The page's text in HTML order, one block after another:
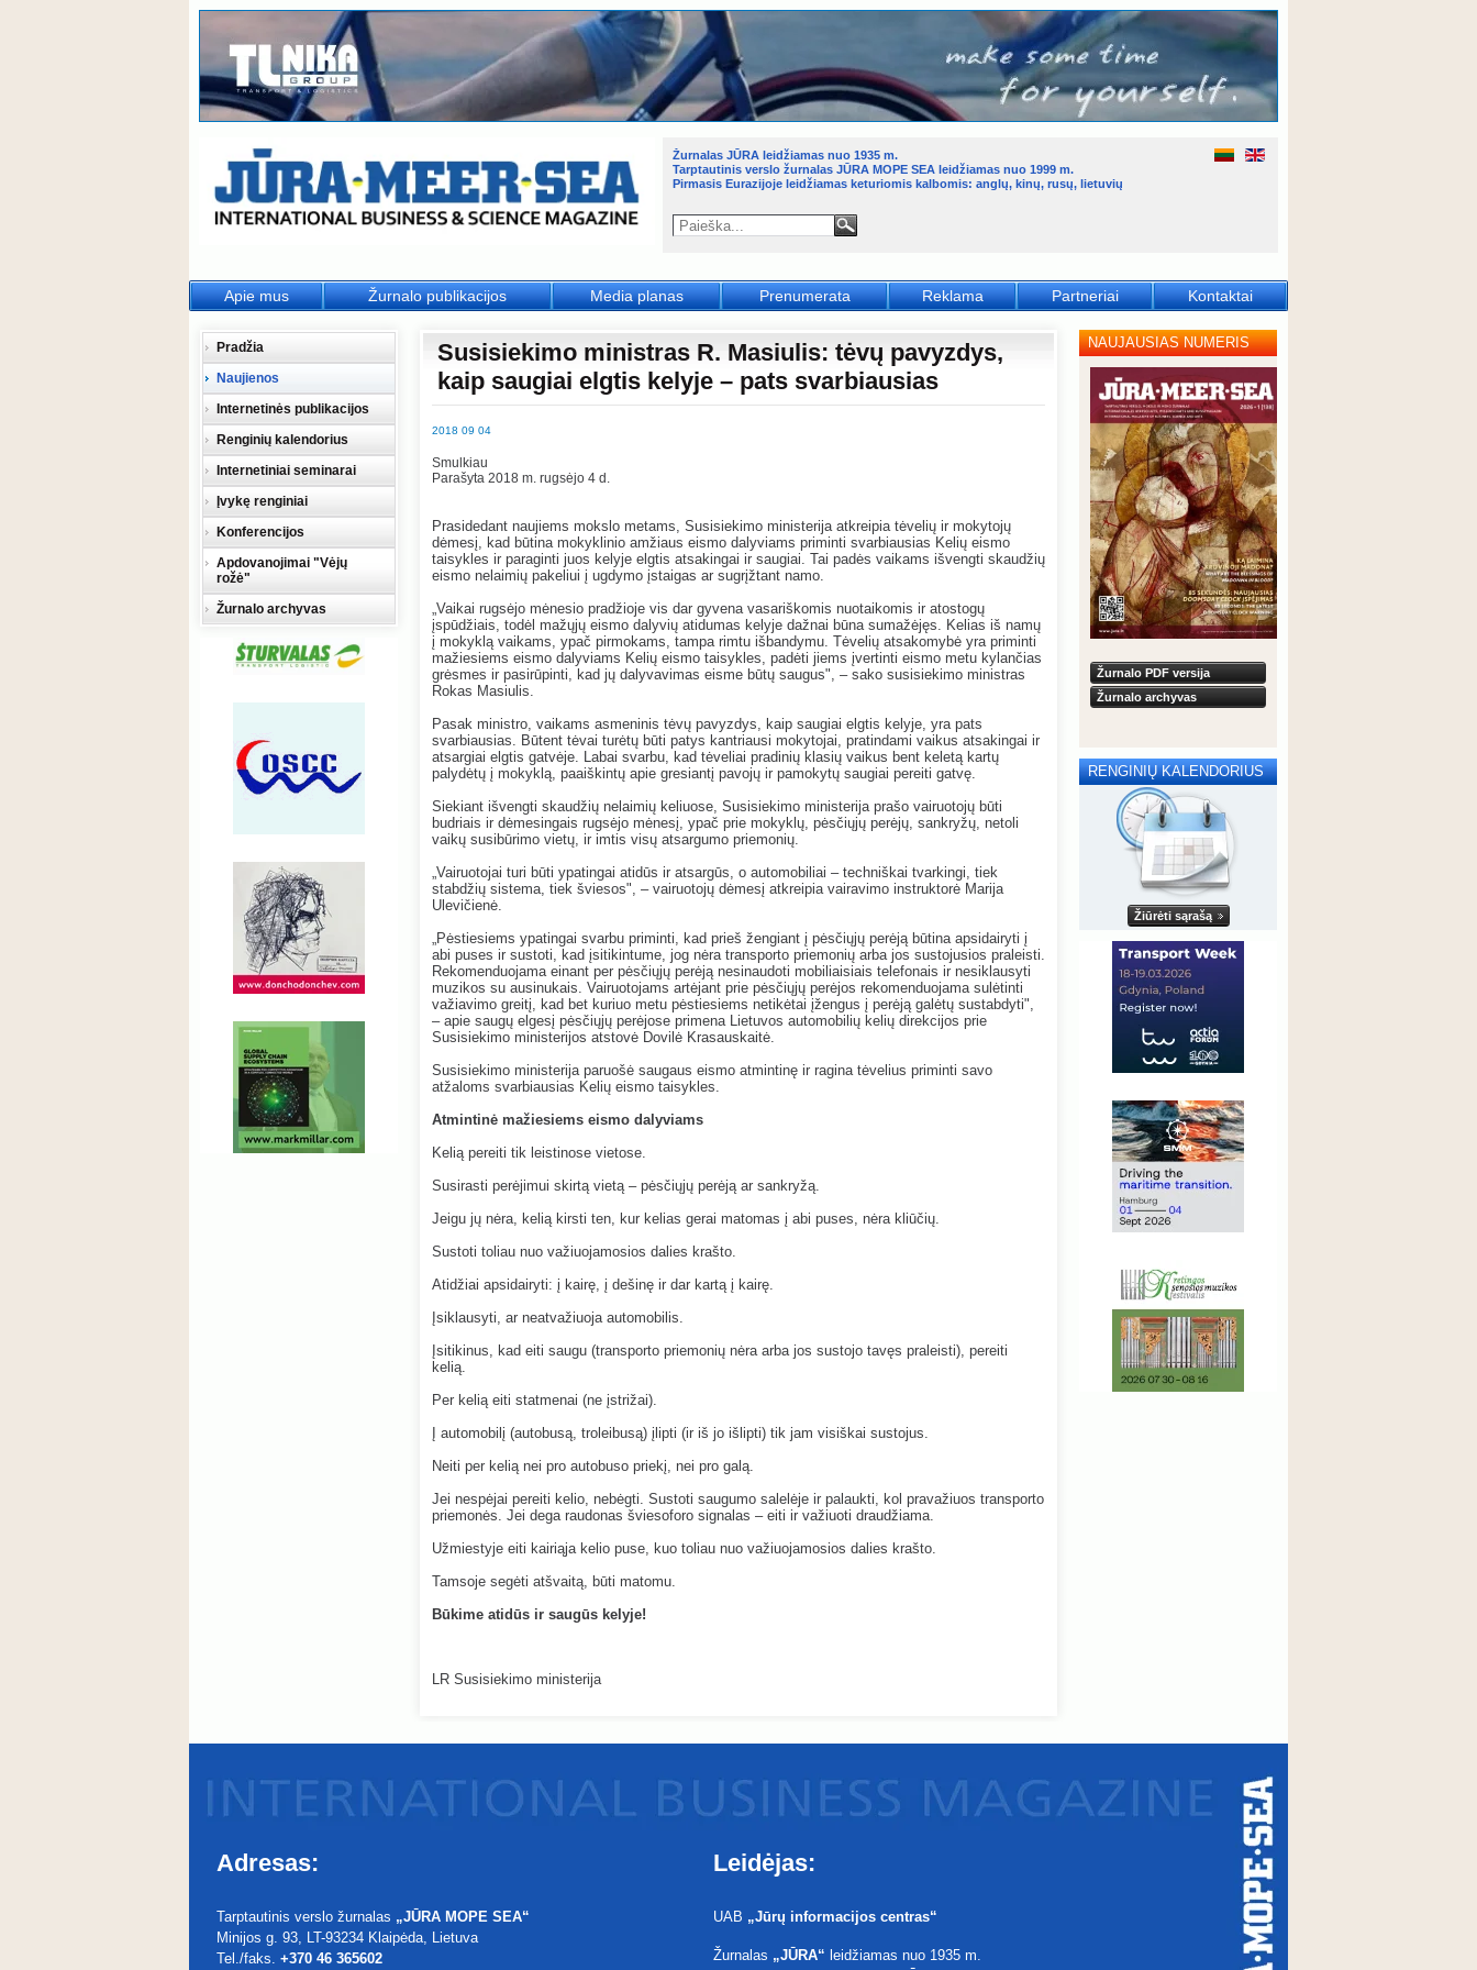
Susisiekimo ministras R. Masiulis: tėvų pavyzdys,
kaip saugiai elgtis kelyje – pats svarbiausias
2018 09 04
Smulkiau
Parašyta 2018 m. rugsėjo 4 d.
Prasidedant naujiems mokslo metams, Susisiekimo ministerija atkreipia tėvelių ir mokytojų
dėmesį, kad būtina mokyklinio amžiaus eismo dalyviams priminti svarbiausias Kelių eismo
taisykles ir paraginti juos kelyje elgtis atsakingai ir saugiai. Tai padės vaikams išvengti skaudžių
eismo nelaimių pakeliui į ugdymo įstaigas ar sugrįžtant namo.
„Vaikai rugsėjo mėnesio pradžioje vis dar gyvena vasariškomis nuotaikomis ir atostogų
įspūdžiais, todėl mažųjų eismo dalyvių atidumas kelyje dažnai būna sumažėjęs. Kelias iš namų
į mokyklą vaikams, ypač pirmokams, tampa rimtu išbandymu. Tėvelių atsakomybė yra priminti
mažiesiems eismo dalyviams Kelių eismo taisykles, padėti jiems įvertinti eismo metu kylančias
grėsmes ir pasirūpinti, kad jų dalyvavimas eisme būtų saugus", – sako susisiekimo ministras
Rokas Masiulis.
Pasak ministro, vaikams asmeninis tėvų pavyzdys, kaip saugiai elgtis kelyje, yra pats
svarbiausias. Būtent tėvai turėtų būti patys kantriausi mokytojai, pratindami vaikus atsakingai ir
atsargiai elgtis gatvėje. Labai svarbu, kad tėveliai pradinių klasių vaikus bent keletą kartų
palydėtų į mokyklą, paaiškintų apie gresiantį pavojų ir pamokytų saugiai pereiti gatvę.
Siekiant išvengti skaudžių nelaimių keliuose, Susisiekimo ministerija prašo vairuotojų būti
budriais ir dėmesingais rugsėjo mėnesį, ypač prie mokyklų, pėsčiųjų perėjų, sankryžų, netoli
vaikų susibūrimo vietų, ir imtis visų atsargumo priemonių.
„Vairuotojai turi būti ypatingai atidūs ir atsargūs, o automobiliai – techniškai tvarkingi, tiek
stabdžių sistema, tiek šviesos", – vairuotojų dėmesį atkreipia vairavimo instruktorė Marija
Ulevičienė.
„Pėstiesiems ypatingai svarbu priminti, kad prieš žengiant į pėsčiųjų perėją būtina apsidairyti į
abi puses ir sustoti, kad įsitikintume, jog nėra transporto priemonių arba jos sustojusios praleisti.
Rekomenduojama einant per pėsčiųjų perėją nesinaudoti mobiliaisiais telefonais ir nesiklausyti
muzikos su ausinukais. Vairuotojams artėjant prie pėsčiųjų perėjos rekomenduojama sulėtinti
važiavimo greitį, kad bet kuriuo metu pėstiesiems netikėtai įžengus į perėją galėtų sustabdyti",
– apie saugų elgesį pėsčiųjų perėjose primena Lietuvos automobilių kelių direkcijos prie
Susisiekimo ministerijos atstovė Dovilė Krasauskaitė.
Susisiekimo ministerija paruošė saugaus eismo atmintinę ir ragina tėvelius priminti savo
atžaloms svarbiausias Kelių eismo taisykles.
Atmintinė mažiesiems eismo dalyviams
Kelią pereiti tik leistinose vietose.
Susirasti perėjimui skirtą vietą – pėsčiųjų perėją ar sankryžą.
Jeigu jų nėra, kelią kirsti ten, kur kelias gerai matomas į abi puses, nėra kliūčių.
Sustoti toliau nuo važiuojamosios dalies krašto.
Atidžiai apsidairyti: į kairę, į dešinę ir dar kartą į kairę.
Įsiklausyti, ar neatvažiuoja automobilis.
Įsitikinus, kad eiti saugu (transporto priemonių nėra arba jos sustojo tavęs praleisti), pereiti
kelią.
Per kelią eiti statmenai (ne įstrižai).
Į automobilį (autobusą, troleibusą) įlipti (ir iš jo išlipti) tik jam visiškai sustojus.
Neiti per kelią nei pro autobuso priekį, nei pro galą.
Jei nespėjai pereiti kelio, nebėgti. Sustoti saugumo salelėje ir palaukti, kol pravažiuos transporto
priemonės. Jei dega raudonas šviesoforo signalas – eiti ir važiuoti draudžiama.
Užmiestyje eiti kairiąja kelio puse, kuo toliau nuo važiuojamosios dalies krašto.
Tamsoje segėti atšvaitą, būti matomu.
Būkime atidūs ir saugūs kelyje!
LR Susisiekimo ministerija
Pradžia
Naujienos
Internetinės publikacijos
Renginių kalendorius
Internetiniai seminarai
Įvykę renginiai
Konferencijos
Apdovanojimai "Vėjų
rožė"
Žurnalo archyvas
NAUJAUSIAS NUMERIS
Žurnalo PDF versija
Žurnalo archyvas
RENGINIŲ KALENDORIUS
Žiūrėti sąrašą
Apie mus Žurnalo publikacijos Media planas Prenumerata Reklama Partneriai Kontaktai
Žurnalas JŪRA leidžiamas nuo 1935 m.
Tarptautinis verslo žurnalas JŪRA MOPE SEA leidžiamas nuo 1999 m.
Pirmasis Eurazijoje leidžiamas keturiomis kalbomis: anglų, kinų, rusų, lietuvių
Adresas:
Tarptautinis verslo žurnalas „JŪRA MOPE SEA“
Minijos g. 93, LT-93234 Klaipėda, Lietuva
Tel./faks. +370 46 365602
Leidėjas:
UAB „Jūrų informacijos centras“
Žurnalas „JŪRA“ leidžiamas nuo 1935 m.